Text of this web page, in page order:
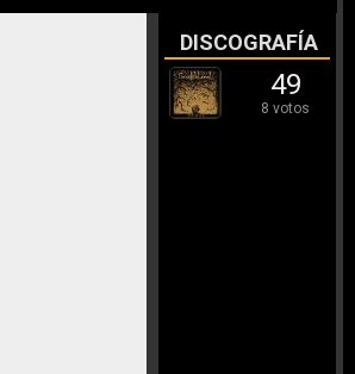
DISCOGRAFÍA
49
8 votos